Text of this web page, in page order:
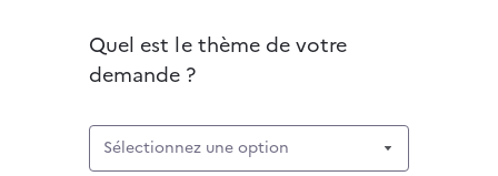
Quel est le thème de votre
demande ?
Sélectionnez une option